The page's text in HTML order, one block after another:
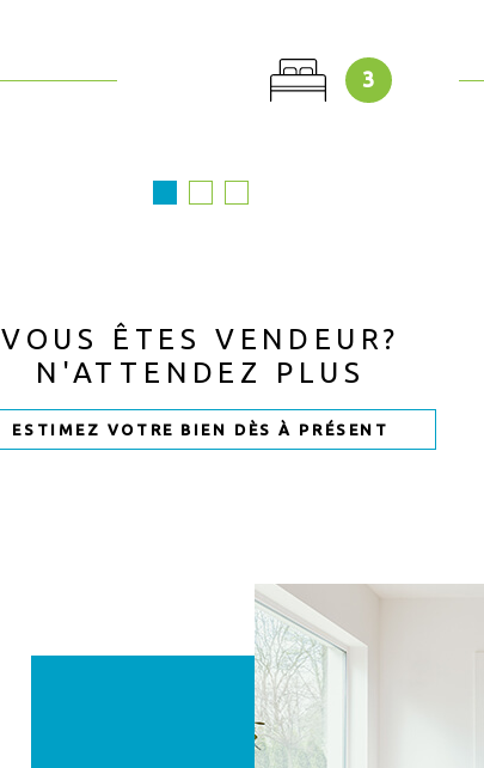
3
VOUS ÊTES VENDEUR?
N'ATTENDEZ PLUS
ESTIMEZ VOTRE BIEN DÈS À PRÉSENT